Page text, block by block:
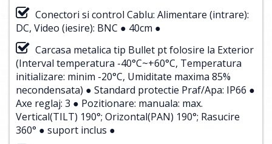
Conectori si control Cablu: Alimentare (intrare):
DC, Video (iesire): BNC ● 40cm ●
Carcasa metalica tip Bullet pt folosire la Exterior
(Interval temperatura -40°C~+60°C, Temperatura
initializare: minim -20°C, Umiditate maxima 85%
necondensata) ● Standard protectie Praf/Apa: IP66 ●
Axe reglaj: 3 ● Pozitionare: manuala: max.
Vertical(TILT) 190°; Orizontal(PAN) 190°; Rasucire
360° ● suport inclus ●